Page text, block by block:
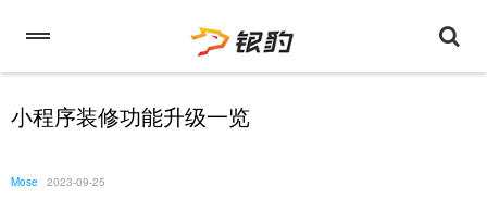
小程序装修功能升级一览
Mose 2023-09-25